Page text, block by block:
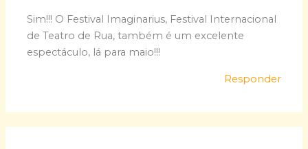
Sim!!! O Festival Imaginarius, Festival Internacional
de Teatro de Rua, também é um excelente
espectáculo, lá para maio!!!
Responder